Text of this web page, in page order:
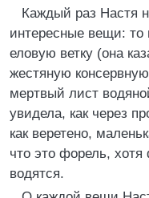
Каждый раз Настя
интересные вещи:
еловую ветку (она
жестяную
мертвый лист
увидела, как через
как веретено,
что это форель,
водятся.